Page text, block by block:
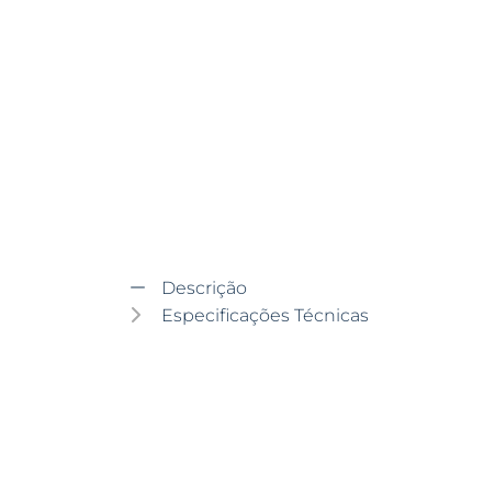
Descrição
Especificações Técnicas